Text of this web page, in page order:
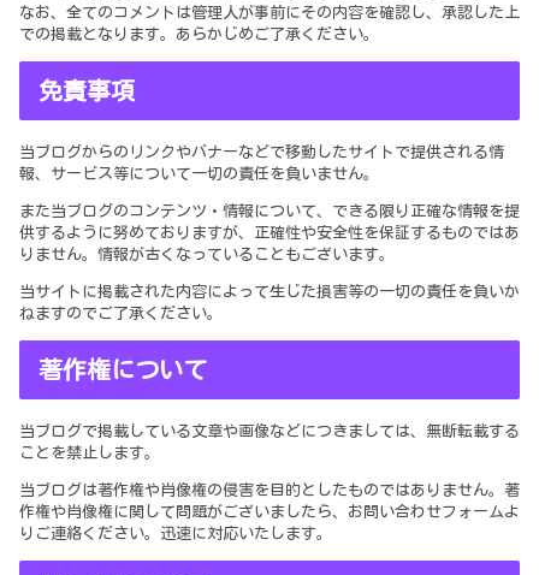
なお、全てのコメントは管理人が事前にその内容を確認し、承認した上
での掲載となります。あらかじめご了承ください。
免責事項
当ブログからのリンクやバナーなどで移動したサイトで提供される情
報、サービス等について一切の責任を負いません。
また当ブログのコンテンツ・情報について、できる限り正確な情報を提
供するように努めておりますが、正確性や安全性を保証するものではあ
りません。情報が古くなっていることもございます。
当サイトに掲載された内容によって生じた損害等の一切の責任を負いか
ねますのでご了承ください。
著作権について
当ブログで掲載している文章や画像などにつきましては、無断転載する
ことを禁止します。
当ブログは著作権や肖像権の侵害を目的としたものではありません。著
作権や肖像権に関して問題がございましたら、お問い合わせフォームよ
りご連絡ください。迅速に対応いたします。